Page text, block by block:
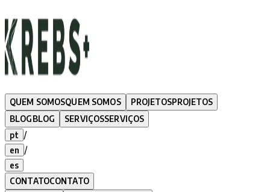
QUEM SOMOSQUEM SOMOS PROJETOSPROJETOS
BLOGBLOG SERVIÇOSSERVIÇOS
pt /
en /
es
CONTATOCONTATO